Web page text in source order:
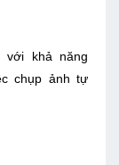
với khả năng
chụp ảnh tự